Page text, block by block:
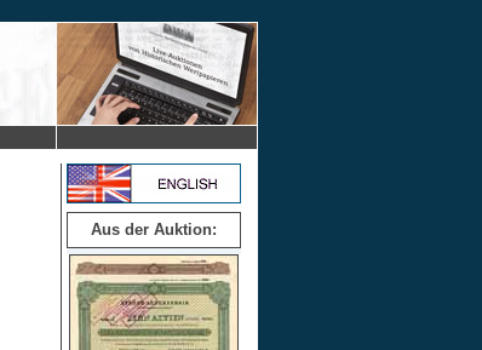
Aus der Auktion: